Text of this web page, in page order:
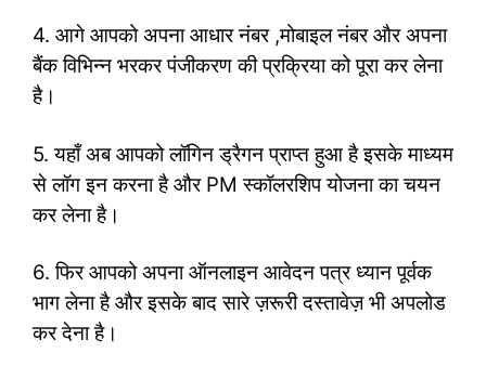
4. आगे आपको अपना आधार नंबर ,मोबाइल नंबर और अपना
बैंक विभिन्न भरकर पंजीकरण की प्रक्रिया को पूरा कर लेना
है।
5. यहाँ अब आपको लॉगिन ड्रैगन प्राप्त हुआ है इसके माध्यम
से लॉग इन करना है और PM स्कॉलरशिप योजना का चयन
कर लेना है।
6. फिर आपको अपना ऑनलाइन आवेदन पत्र ध्यान पूर्वक
भाग लेना है और इसके बाद सारे ज़रूरी दस्तावेज़ भी अपलोड
कर देना है।